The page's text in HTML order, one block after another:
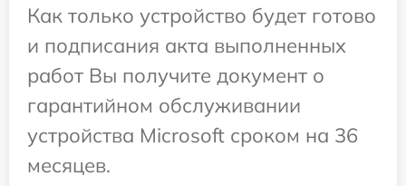
Как только устройство будет готово
и подписания акта выполненных
работ Вы получите документ о
гарантийном обслуживании
устройства Microsoft сроком на 36
месяцев.